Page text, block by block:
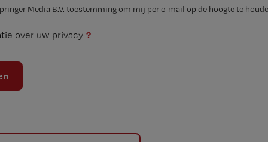
Media B.V. toestemming om mij per e-mail op de hoogte te
over uw privacy ?